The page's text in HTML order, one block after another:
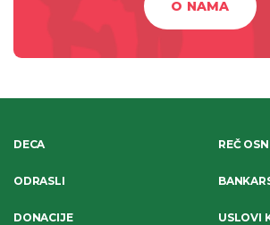
O NAMA
DECA
ODRASLI
DONACIJE
REČ
USLOVI